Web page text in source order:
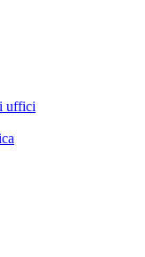
uffici